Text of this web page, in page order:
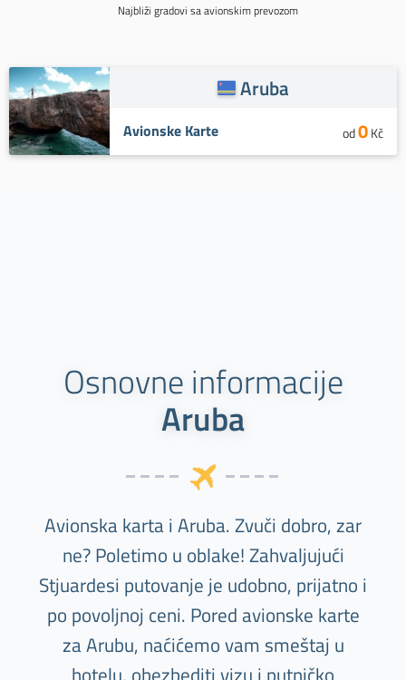
Najbliži gradovi sa avionskim prevozom
Aruba
Avionske Karte od0Kč
Osnovne informacije
Aruba
Avionska karta i Aruba. Zvuči dobro, zar
ne? Poletimo u oblake! Zahvaljujući
Stjuardesi putovanje je udobno, prijatno i
po povoljnoj ceni. Pored avionske karte
za Arubu, naćićemo vam smeštaj u